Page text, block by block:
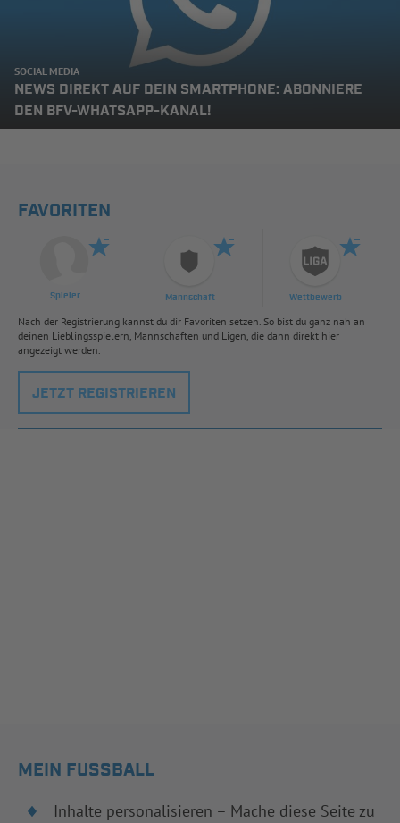
SOCIAL MEDIA
NEWS DIREKT AUF DEIN SMARTPHONE: ABONNIERE
DEN BFV-WHATSAPP-KANAL!
FAVORITEN
Spieler Mannschaft Wettbewerb
Nach der Registrierung kannst du dir Favoriten setzen. So bist du ganz nah an
deinen Lieblingsspielern, Mannschaften und Ligen, die dann direkt hier
angezeigt werden.
JETZT REGISTRIEREN
MEIN FUSSBALL
Inhalte personalisieren – Mache diese Seite zu